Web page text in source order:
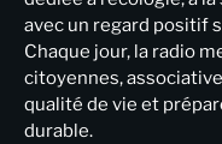
avec un regard positif
Chaque jour, la radio
citoyennes,
qualité de vie et
durable.